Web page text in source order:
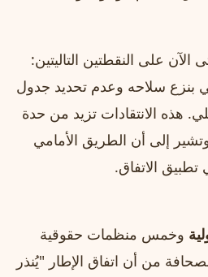
الآن على النقطتين التاليتين:
بنزع سلاحه وعدم تحديد جدول
هذه الانتقادات تزيد من حدة
إلى أن الطريق الأمامي
الاتفاق.
وخمس منظمات حقوقية
من أن اتفاق الإطار "يُنذر